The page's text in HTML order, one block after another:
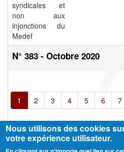
syndicales et
non aux
injonctions du
Medef
N° 383 - Octobre 2020
1 2 3 4 5 6 7
Nous utilisons des cookies
votre expérience utilisateur.